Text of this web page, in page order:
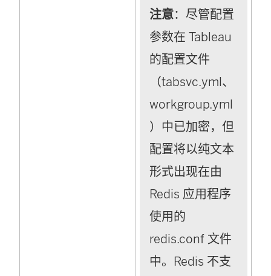
注意：尽管配置
参数在 Tableau
的配置文件
（tabsvc.yml、
workgroup.yml
）中已加密，但
配置将以纯文本
形式出现在由
Redis 应用程序
使用的
redis.conf 文件
中。Redis 不支